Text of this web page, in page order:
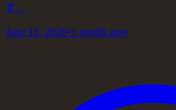
す。
June 18, 2026•1 month ago•